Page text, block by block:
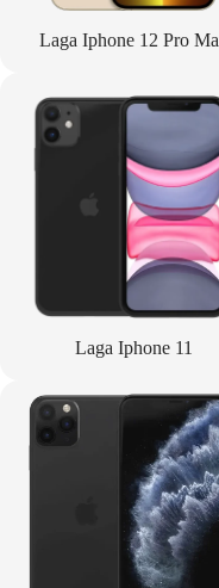
Laga Iphone 12 Pro
Laga Iphone 11